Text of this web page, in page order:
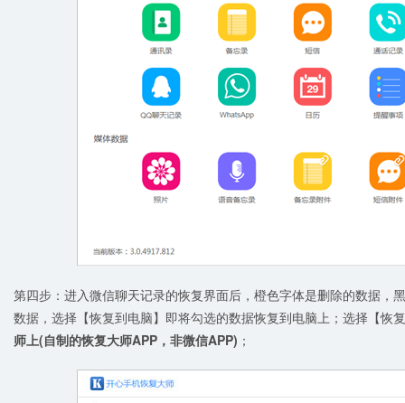
第四步：进入微信聊天记录的恢复界面后，橙色字体是删除的数据，
数据，选择【恢复到电脑】即将勾选的数据恢复到电脑上；选择【恢
师上(自制的恢复大师APP，非微信APP) ；